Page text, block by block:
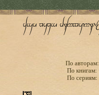
По авторам:
По книгам:
По сериям: